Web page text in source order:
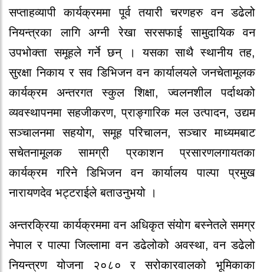
सप्ताहव्यापी कार्यक्रममा पूर्व तयारी चरणहरु वन डढेलो
नियन्त्रका लागि अग्नी रेखा सरसफाई सामुदायिक वन
उपभोक्ता समूहले गर्ने छन् । यसका साथै स्थानीय तह,
सुरक्षा निकाय र सव डिभिजन वन कार्यालयले जनचेतामूलक
कार्यक्रम अन्तरगत स्कुल शिक्षा, ज्वलनशील पर्दाथको
व्यवस्थापनमा सहजीकरण, प्राङ्गारिक मल उत्पादन, उद्यम
सञ्चालनमा सहयोग, समूह परिचालन, सञ्चार माध्यमबाट
सचेतनामूलक सामग्री प्रकाशन प्रसारणलगायतका
कार्यक्रम गरिने डिभिजन वन कार्यालय पाल्पा प्रमुख
नारायणदेव भट्टराईले बताउनुभयो ।
अन्तरक्रिया कार्यक्रममा वन अधिकृत संयोग बस्नेतले समग्र
नेपाल र पाल्पा जिल्लामा वन डढेलोको अवस्था, वन डढेलो
नियन्त्रण योजना २०८० र सरोकारवालको भूमिकाका